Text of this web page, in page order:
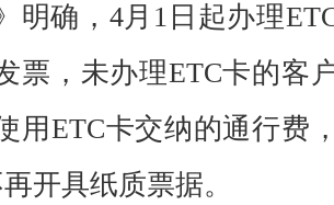
明确，4月1日起办理
票，未办理ETC卡的客
用ETC卡交纳的通行费
开具纸质票据。